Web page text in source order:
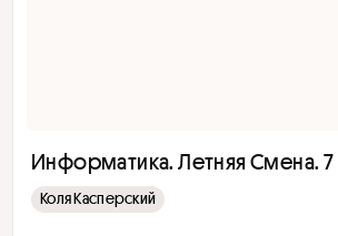
Информатика. Летняя Смена. 7
Коля Касперский